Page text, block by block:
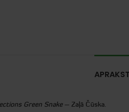
Green Snake– Zaļā Čūska.